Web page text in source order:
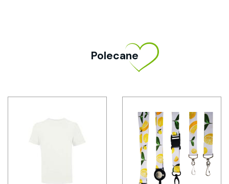
Polecane